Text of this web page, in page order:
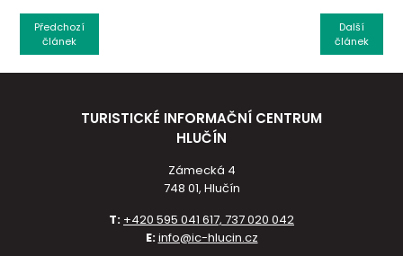
Další
článek
Předchozí
článek
TURISTICKÉ INFORMAČNÍ CENTRUM
HLUČÍN
Zámecká 4
748 01, Hlučín
T: +420 595 041 617, 737 020 042
E:info@ic-hlucin.cz